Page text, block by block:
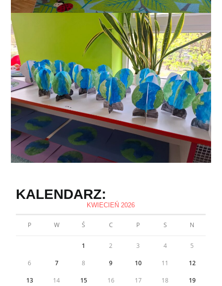
KALENDARZ:
KWIECIEŃ 2026
P W Ś C P S N
1 2 3 4 5
6 7 8 9 10 11 12
13 14 15 16 17 18 19